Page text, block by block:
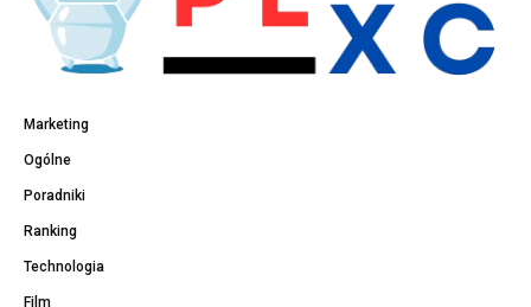
Marketing
Ogólne
Poradniki
Ranking
Technologia
Film